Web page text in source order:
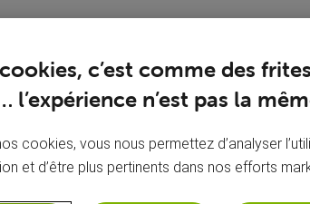
c’est comme des
l’expérience n’est pas la
cookies, vous nous permettez d’analyser
et d’être plus pertinents dans nos efforts